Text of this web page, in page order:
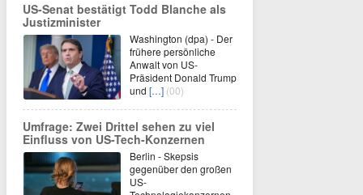
US-Senat bestätigt Todd Blanche als
Justizminister
Washington (dpa) - Der
frühere persönliche
Anwalt von US-
Präsident Donald Trump
und […] (00)
Umfrage: Zwei Drittel sehen zu viel
Einfluss von US-Tech-Konzernen
Berlin - Skepsis
gegenüber den großen
US-